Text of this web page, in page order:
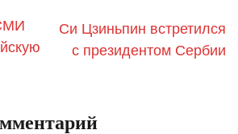
Си Цзиньпин встретился
с президентом Сербии